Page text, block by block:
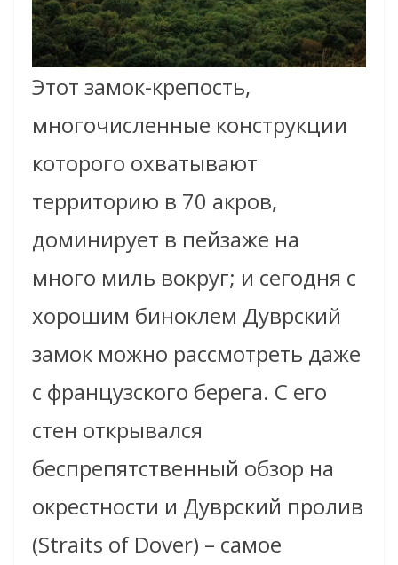
Этот замок-крепость,
многочисленные конструкции
которого охватывают
территорию в 70 акров,
доминирует в пейзаже на
много миль вокруг; и сегодня с
хорошим биноклем Дуврский
замок можно рассмотреть даже
с французского берега. С его
стен открывался
беспрепятственный обзор на
окрестности и Дуврский пролив
(Straits of Dover) – самое